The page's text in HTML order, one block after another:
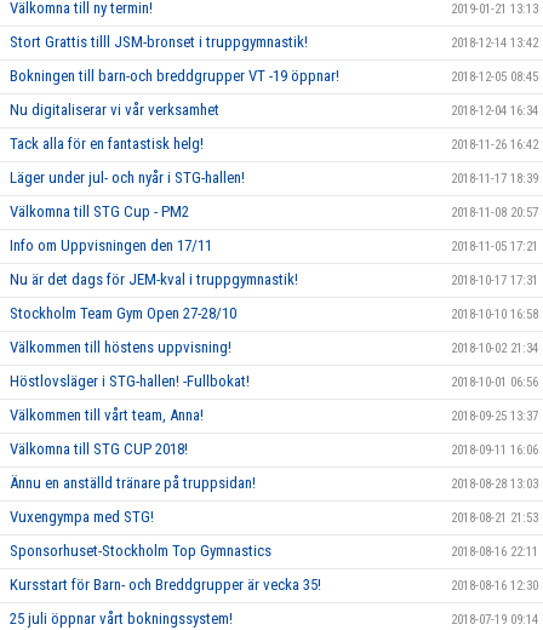
Välkomna till ny termin! 2019-01-21 13:13
Stort Grattis tilll JSM-bronset i truppgymnastik! 2018-12-14 13:42
Bokningen till barn-och breddgrupper VT -19 öppnar! 2018-12-05 08:45
Nu digitaliserar vi vår verksamhet 2018-12-04 16:34
Tack alla för en fantastisk helg! 2018-11-26 16:42
Läger under jul- och nyår i STG-hallen! 2018-11-17 18:39
Välkomna till STG Cup - PM2 2018-11-08 20:57
Info om Uppvisningen den 17/11 2018-11-05 17:21
Nu är det dags för JEM-kval i truppgymnastik! 2018-10-17 17:31
Stockholm Team Gym Open 27-28/10 2018-10-10 16:58
Välkommen till höstens uppvisning! 2018-10-02 21:34
Höstlovsläger i STG-hallen! -Fullbokat! 2018-10-01 06:56
Välkommen till vårt team, Anna! 2018-09-25 13:37
Välkomna till STG CUP 2018! 2018-09-11 16:06
Ännu en anställd tränare på truppsidan! 2018-08-28 13:03
Vuxengympa med STG! 2018-08-21 21:53
Sponsorhuset-Stockholm Top Gymnastics 2018-08-16 22:11
Kursstart för Barn- och Breddgrupper är vecka 35! 2018-08-16 12:30
25 juli öppnar vårt bokningssystem! 2018-07-19 09:14